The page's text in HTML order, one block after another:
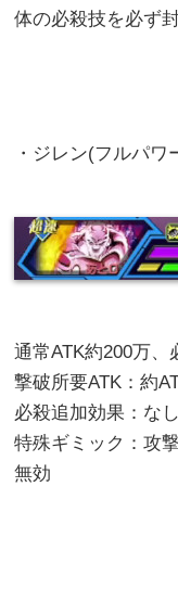
体の必殺技を必ず
・ジレン(フルパワ
通常ATK約200万、
撃破所要ATK：約
必殺追加効果：なし
特殊ギミック：攻
無効